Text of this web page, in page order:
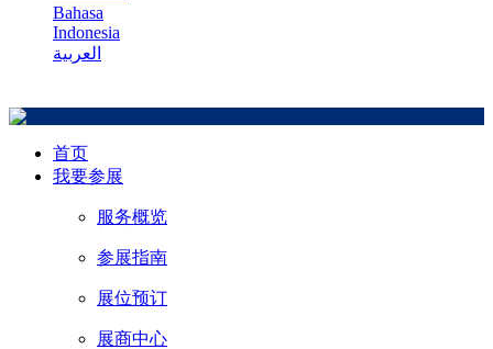
Bahasa
Indonesia
العربية
首页
我要参展
服务概览
参展指南
展位预订
展商中心